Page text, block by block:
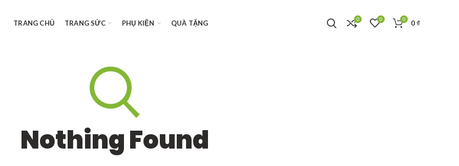
TRANG CHỦ TRANG SỨC PHỤ KIỆN QUÀ TẶNG 0 0 0 0₫
Nothing Found